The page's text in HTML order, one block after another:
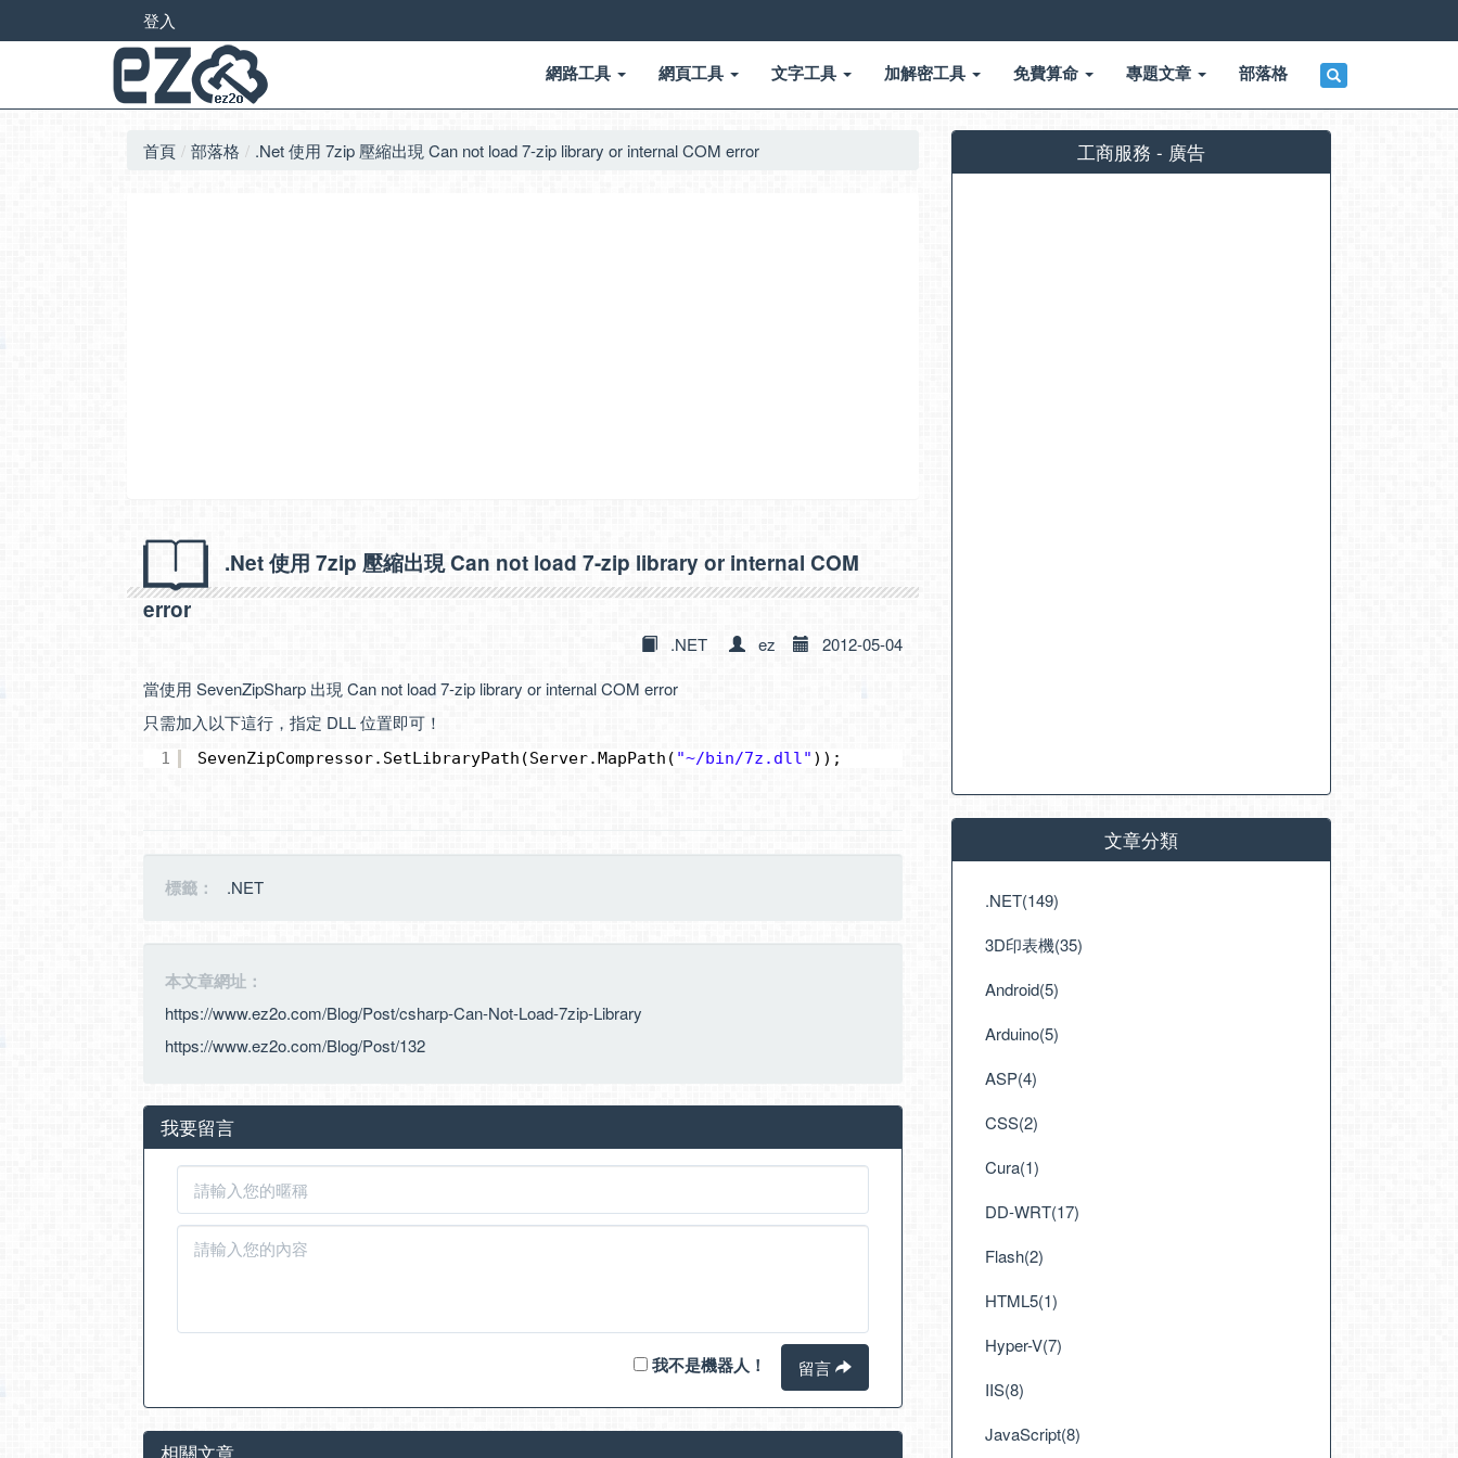
登入
網路工具 網頁工具 文字工具 加解密工具 免費算命 專題文章 部落格
首頁 部落格 .Net 使用 7zip 壓縮出現 Can not load 7-zip library or internal COM error
.Net 使用 7zip 壓縮出現 Can not load 7-zip library or internal COM
error
.NET ez
2012-05-04
當使用 SevenZipSharp 出現 Can not load 7-zip library or internal COM error
只需加入以下這行，指定 DLL 位置即可！
1 SevenZipCompressor.SetLibraryPath(Server.MapPath( "~/bin/7z.dll" ));
標籤： .NET
本文章網址：
https://www.ez2o.com/Blog/Post/csharp-Can-Not-Load-7zip-Library
https://www.ez2o.com/Blog/Post/132
我要留言
我不是機器人！ 留言
相關文章
工商服務 - 廣告
文章分類
.NET(149)
3D印表機(35)
Android(5)
Arduino(5)
ASP(4)
CSS(2)
Cura(1)
DD-WRT(17)
Flash(2)
HTML5(1)
Hyper-V(7)
IIS(8)
JavaScript(8)